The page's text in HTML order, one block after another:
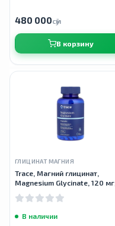
480 000сӯм
В корзину
ГЛИЦИНАТ МАГНИЯ
Trace, Магний глицинат,
Magnesium Glycinate, 120 мг,
180 капсул
В наличии